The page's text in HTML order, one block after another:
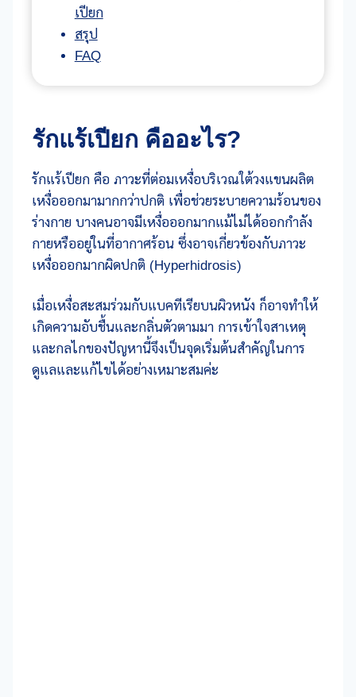
เปียก
สรุป
FAQ
รักแร้เปียก คืออะไร?
รักแร้เปียก คือ ภาวะที่ต่อมเหงื่อบริเวณใต้วงแขนผลิต
เหงื่อออกมามากกว่าปกติ เพื่อช่วยระบายความร้อนของ
ร่างกาย บางคนอาจมีเหงื่อออกมากแม้ไม่ได้ออกกำลัง
กายหรืออยู่ในที่อากาศร้อน ซึ่งอาจเกี่ยวข้องกับภาวะ
เหงื่อออกมากผิดปกติ (Hyperhidrosis)
เมื่อเหงื่อสะสมร่วมกับแบคทีเรียบนผิวหนัง ก็อาจทำให้
เกิดความอับชื้นและกลิ่นตัวตามมา การเข้าใจสาเหตุ
และกลไกของปัญหานี้จึงเป็นจุดเริ่มต้นสำคัญในการ
ดูแลและแก้ไขได้อย่างเหมาะสมค่ะ